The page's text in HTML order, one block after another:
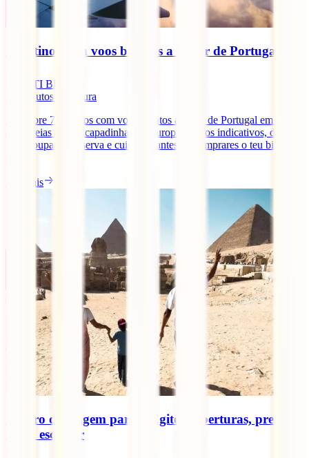
7 destinos com voos baratos a partir de Portugal
IATI Blog
minutos de leitura
Descobre 7 destinos com voos baratos a partir de Portugal em 2026,
com ideias para escapadinhas na Europa, preços indicativos, dicas
para poupar na reserva e cuidados antes de comprares o teu bilhete
Ler mais
Seguro de viagem para o Egito: coberturas, preços e
como escolher